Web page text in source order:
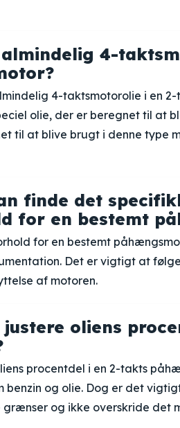
4-
4-taktsmotorolie i en
olie, der er beregnet til at
til at blive brugt i denne type
finde det
for en bestemt
for en bestemt
Det er vigtigt at
af motoren.
oliens
procentdel i en 2-takts
benzin og olie. Dog er det
og ikke overskride det